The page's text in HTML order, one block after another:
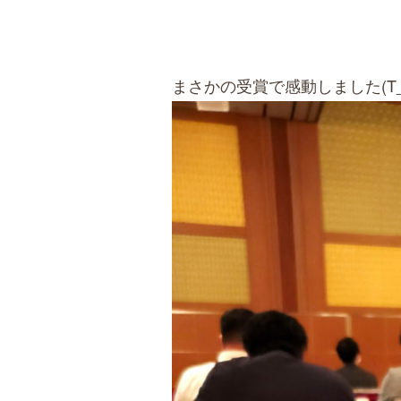
まさかの受賞で感動しました